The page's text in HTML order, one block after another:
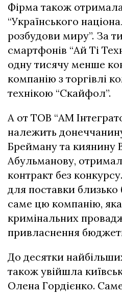
Фірма також
“Українського
розбудови миру”. За
смартфонів “Ай Ті
одну тисячу менше
компанію з торгівлі
технікою “Скайфол”.
А от ТОВ “АМ
належить
Брейману та киянину
Абульманову,
контракт без
для поставки
саме цю компанію, яка
кримінальних
привласнення
До десятки
також увійшла
Олена Гордієнко.